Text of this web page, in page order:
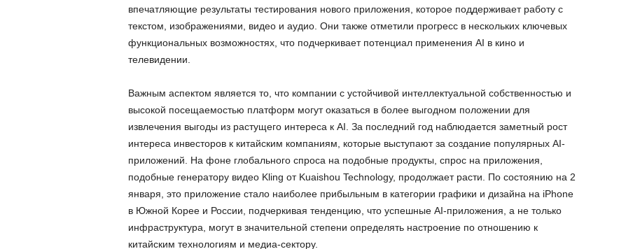
впечатляющие результаты тестирования нового приложения, которое поддерживает работу с
текстом, изображениями, видео и аудио. Они также отметили прогресс в нескольких ключевых
функциональных возможностях, что подчеркивает потенциал применения AI в кино и
телевидении.
Важным аспектом является то, что компании с устойчивой интеллектуальной собственностью и
высокой посещаемостью платформ могут оказаться в более выгодном положении для
извлечения выгоды из растущего интереса к AI. За последний год наблюдается заметный рост
интереса инвесторов к китайским компаниям, которые выступают за создание популярных AI-
приложений. На фоне глобального спроса на подобные продукты, спрос на приложения,
подобные генератору видео Kling от Kuaishou Technology, продолжает расти. По состоянию на 2
января, это приложение стало наиболее прибыльным в категории графики и дизайна на iPhone
в Южной Корее и России, подчеркивая тенденцию, что успешные AI-приложения, а не только
инфраструктура, могут в значительной степени определять настроение по отношению к
китайским технологиям и медиа-сектору.